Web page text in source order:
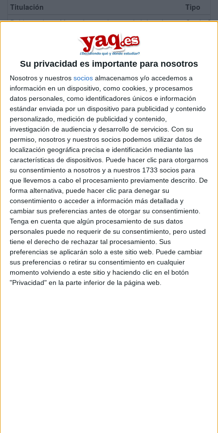
Su privacidad es importante para nosotros
Nosotros y nuestros socios almacenamos y/o accedemos a
información en un dispositivo, como cookies, y procesamos
datos personales, como identificadores únicos e información
estándar enviada por un dispositivo para publicidad y contenido
personalizado, medición de publicidad y contenido,
investigación de audiencia y desarrollo de servicios. Con su
permiso, nosotros y nuestros socios podemos utilizar datos de
localización geográfica precisa e identificación mediante las
características de dispositivos. Puede hacer clic para otorgarnos
su consentimiento a nosotros y a nuestros 1733 socios para
que llevemos a cabo el procesamiento previamente descrito. De
forma alternativa, puede hacer clic para denegar su
consentimiento o acceder a información más detallada y
cambiar sus preferencias antes de otorgar su consentimiento.
Tenga en cuenta que algún procesamiento de sus datos
personales puede no requerir de su consentimiento, pero usted
tiene el derecho de rechazar tal procesamiento. Sus
preferencias se aplicarán solo a este sitio web. Puede cambiar
sus preferencias o retirar su consentimiento en cualquier
momento volviendo a este sitio y haciendo clic en el botón
"Privacidad" en la parte inferior de la página web.
Titulación
Tipo
Doble grado en Matemáticas + Ingeniería Informática
Grado
Grado en Ingeniería Agroalimentaria y del Medio Rural
Grado en Ingeniería Electrónica Industrial y Automática Grado
Grado en Ingeniería Informática
Grado
Grado en Ingeniería Telemática
Grado
Grado en Matemáticas
Grado
Doble Grado en Matemáticas + Ingeniería Telemática
Grado
Facultad de Ciencias
Titulación Tipo Modalidad
Grado en Farmacia
Grado Oficial Presencial
Grado en Biología
Grado Oficial
Grado en Bioquímica
Grado Oficial Presencial
Grado en Ciencias del Mar
Grado Oficial Presencial
Grado en Física
Grado Oficial
Grado en Química
Grado Oficial Presencial
Doble Grado en Matemáticas + Física Grado Oficial Presencial